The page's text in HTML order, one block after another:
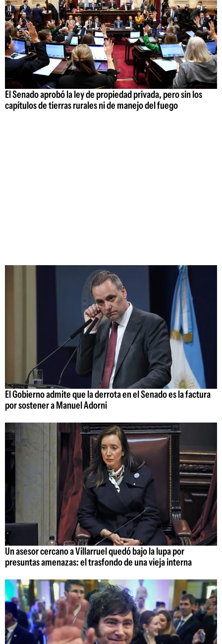
El Senado aprobó la ley de propiedad privada, pero sin los
capítulos de tierras rurales ni de manejo del fuego
El Gobierno admite que la derrota en el Senado es la factura
por sostener a Manuel Adorni
Un asesor cercano a Villarruel quedó bajo la lupa por
presuntas amenazas: el trasfondo de una vieja interna